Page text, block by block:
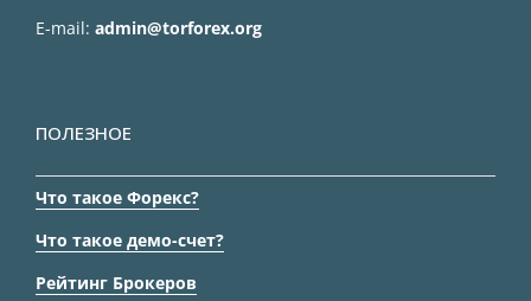
E-mail: admin@torforex.org
ПОЛЕЗНОЕ
Что такое Форекс?
Что такое демо-счет?
Рейтинг Брокеров